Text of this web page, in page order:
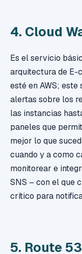
4. Cloud
Es el servicio
arquitectura de E-
esté en AWS;
alertas sobre los
las instancias
paneles que
mejor lo que
cuando y a como
monitorear e
SNS – con el que
crítico para
5. Route 53